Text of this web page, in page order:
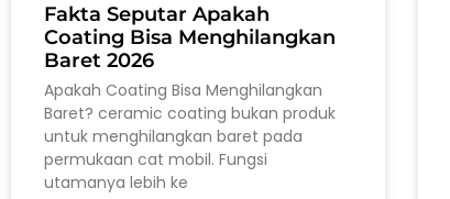
Fakta Seputar Apakah
Coating Bisa Menghilangkan
Baret 2026
Apakah Coating Bisa Menghilangkan
Baret? ceramic coating bukan produk
untuk menghilangkan baret pada
permukaan cat mobil. Fungsi
utamanya lebih ke